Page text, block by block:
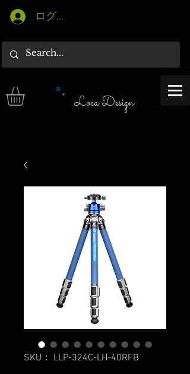
ログイン
Loca Design
SKU： LLP-324C-LH-40RFB